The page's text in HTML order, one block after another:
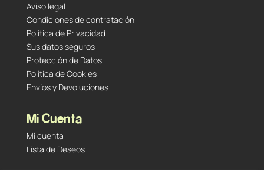
Aviso legal
Condiciones de contratación
Política de Privacidad
Sus datos seguros
Protección de Datos
Política de Cookies
Envíos y Devoluciones
Mi Cuenta
Mi cuenta
Lista de Deseos